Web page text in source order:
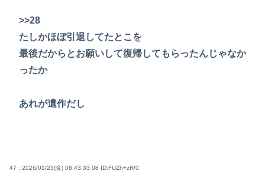
>>28
たしかほぼ引退してたとこを
最後だからとお願いして復帰してもらったんじゃなか
ったか
あれが遺作だし
47 : 2026/01/23(金) 08:43:33.08 ID:FUZh+zR/0